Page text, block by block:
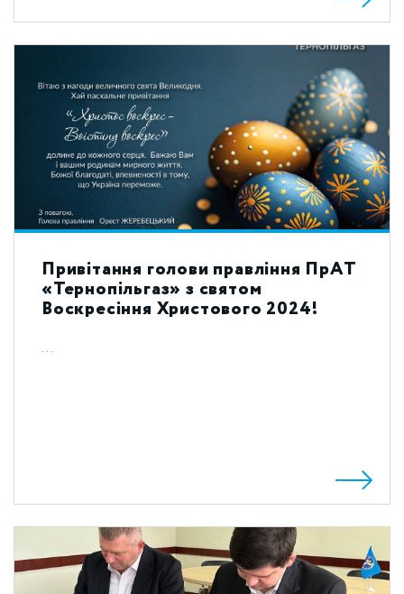
Привітання голови правління ПрАТ
«Тернопільгаз» з святом
Воскресіння Христового 2024!
...